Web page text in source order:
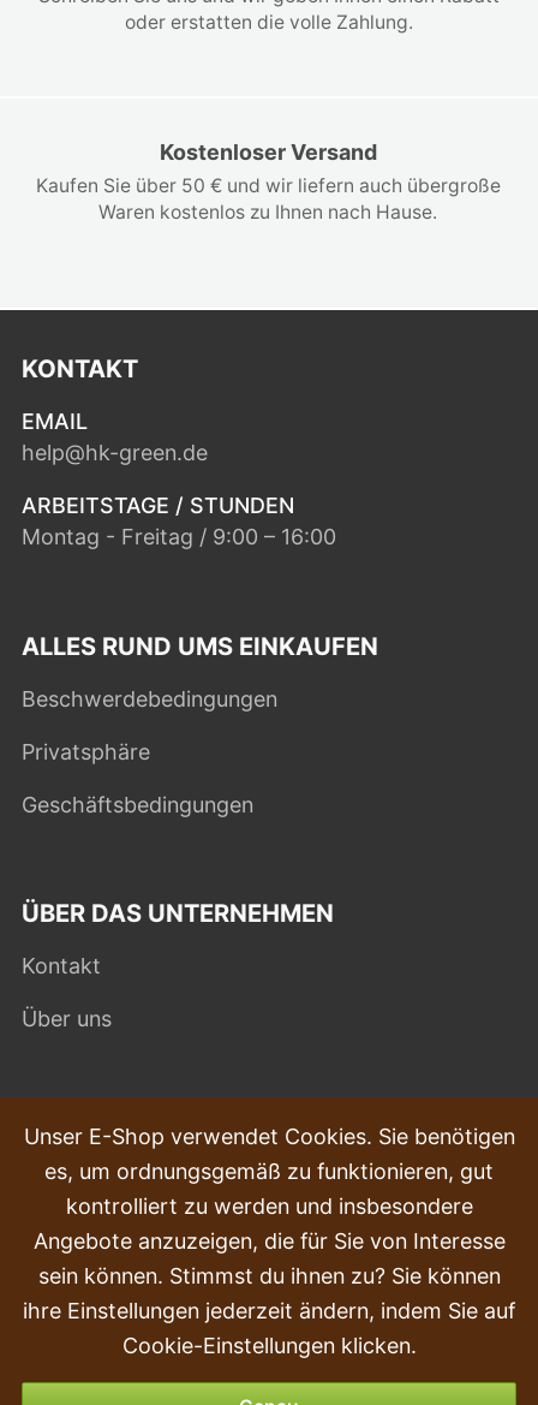
oder erstatten die volle Zahlung.
Kostenloser Versand
Kaufen Sie über 50 € und wir liefern auch übergroße
Waren kostenlos zu Ihnen nach Hause.
KONTAKT
EMAIL
help@hk-green.de
ARBEITSTAGE / STUNDEN
Montag - Freitag / 9:00 – 16:00
ALLES RUND UMS EINKAUFEN
Beschwerdebedingungen
Privatsphäre
Geschäftsbedingungen
ÜBER DAS UNTERNEHMEN
Kontakt
Über uns
HÄUFIG GESTELLTE FRAGEN
Beschwerden
Transport und Lieferung
Kauf
Rückgabe & Erstattung
Zahlungsmöglichkeiten
Unser E-Shop verwendet Cookies. Sie benötigen
es, um ordnungsgemäß zu funktionieren, gut
kontrolliert zu werden und insbesondere
Angebote anzuzeigen, die für Sie von Interesse
sein können. Stimmst du ihnen zu? Sie können
ihre Einstellungen jederzeit ändern, indem Sie auf
Cookie-Einstellungen klicken.